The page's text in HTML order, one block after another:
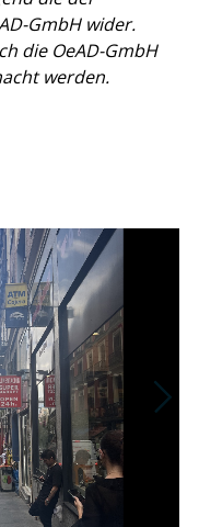
GmbH wider.
die OeAD-GmbH
werden.